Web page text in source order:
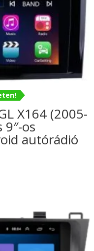
X164 (2005-
os
autórádió